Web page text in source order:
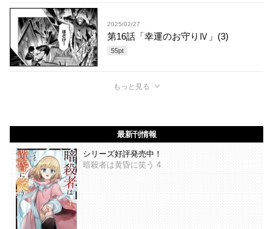
2025/02/27
第16話「幸運のお守りⅣ」(3)
55pt
もっと見る
最新刊情報
シリーズ好評発売中！
暗殺者は黄昏に笑う 4